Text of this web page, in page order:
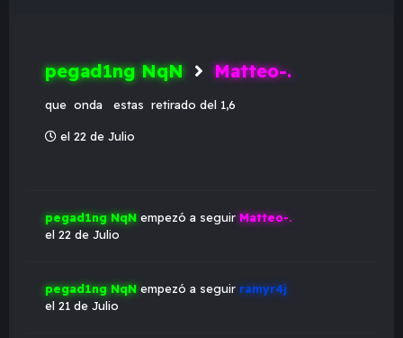
pegad1ng NqN Matteo-.
que onda estas retirado del 1,6
el 22 de Julio
pegad1ng NqN empezó a seguir Matteo-.
el 22 de Julio
pegad1ng NqN empezó a seguir ramyr4j
el 21 de Julio